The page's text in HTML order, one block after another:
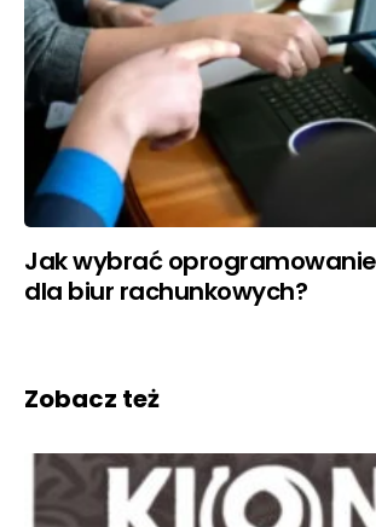
Jak wybrać
dla biur rachunkowych?
Zobacz też